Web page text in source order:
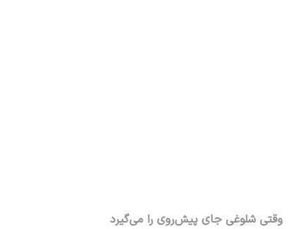
وقتی شلوغی جای پیش‌روی را می‌گیرد